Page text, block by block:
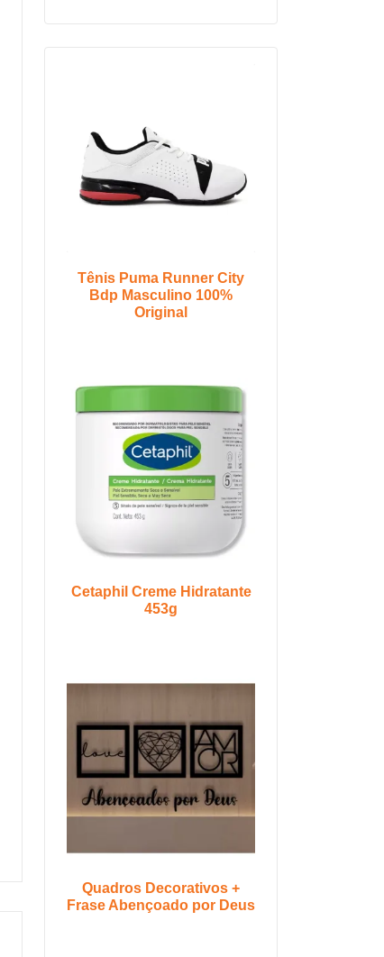
Tênis Puma Runner City
Bdp Masculino 100%
Original
Cetaphil Creme Hidratante
453g
Quadros Decorativos +
Frase Abençoado por Deus